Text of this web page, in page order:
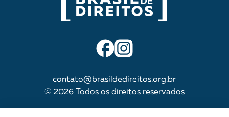
contato@brasildedireitos.org.br
© 2026 Todos os direitos reservados